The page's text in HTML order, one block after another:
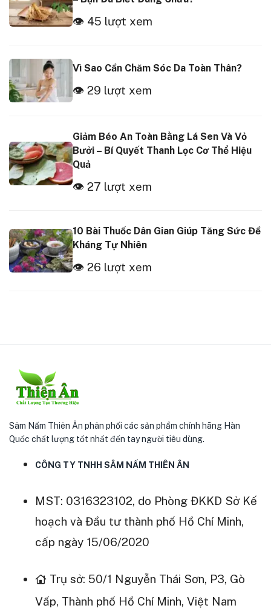
👁 45 lượt xem
Vì Sao Cần Chăm Sóc Da Toàn Thân?
👁 29 lượt xem
Giảm Béo An Toàn Bằng Lá Sen Và Vỏ
Bưởi – Bí Quyết Thanh Lọc Cơ Thể Hiệu
Quả
👁 27 lượt xem
10 Bài Thuốc Dân Gian Giúp Tăng Sức Đề
Kháng Tự Nhiên
👁 26 lượt xem
Sâm Nấm Thiên Ân phân phối các sản phẩm chính hãng Hàn
Quốc chất lượng tốt nhất đến tay người tiêu dùng.
CÔNG TY TNHH SÂM NẤM THIÊN ÂN
MST: 0316323102, do Phòng ĐKKD Sở Kế
hoạch và Đầu tư thành phố Hồ Chí Minh,
cấp ngày 15/06/2020
Trụ sở: 50/1 Nguyễn Thái Sơn, P3, Gò
Vấp, Thành phố Hồ Chí Minh, Việt Nam